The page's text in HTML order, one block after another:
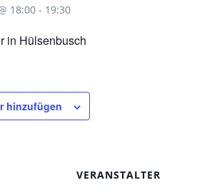
18:00 - 19:30
in Hülsenbusch
hinzufügen
VERANSTALTER